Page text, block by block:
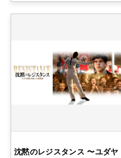
沈黙のレジスタンス 〜ユダヤ